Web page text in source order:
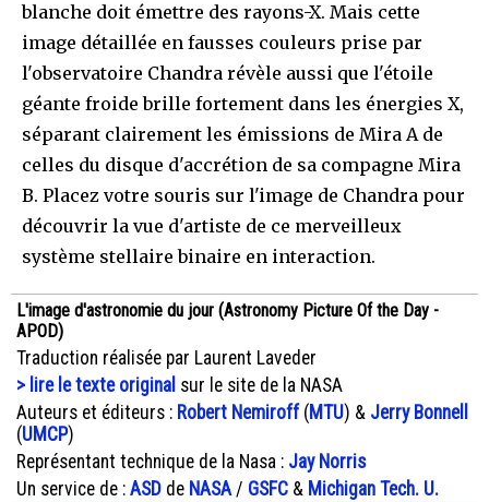
blanche doit émettre des rayons-X. Mais cette
image détaillée en fausses couleurs prise par
l'observatoire Chandra révèle aussi que l'étoile
géante froide brille fortement dans les énergies X,
séparant clairement les émissions de Mira A de
celles du disque d'accrétion de sa compagne Mira
B. Placez votre souris sur l'image de Chandra pour
découvrir la vue d'artiste de ce merveilleux
système stellaire binaire en interaction.
L'image d'astronomie du jour (Astronomy Picture Of the Day -
APOD)
Traduction réalisée par Laurent Laveder
> lire le texte original sur le site de la NASA
Auteurs et éditeurs : Robert Nemiroff( MTU) & Jerry Bonnell
(UMCP)
Représentant technique de la Nasa : Jay Norris
Un service de : ASD de NASA/ GSFC & Michigan Tech. U.